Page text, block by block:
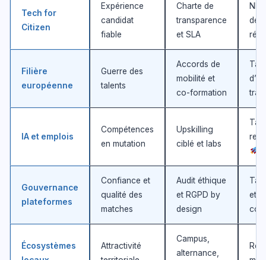
Tech for
Citizen
Expérience
candidat
fiable
Charte de
transparence
et SLA
Filière
européenne
Guerre des
talents
Accords de
mobilité et
co-formation
IA et emplois
Compétences
en mutation
Upskilling
ciblé et labs
Gouvernance
plateformes
Confiance et
qualité des
matches
Audit éthique
et RGPD by
design
et
Écosystèmes
Attractivité
Campus,
alternance,